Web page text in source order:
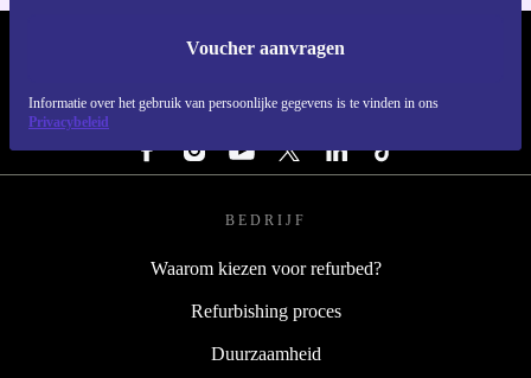
Voucher aanvragen
Informatie over het gebruik van persoonlijke gegevens is te vinden in ons
Privacybeleid
REFURBED NEDERLAND - RETHINK NEW.
VOLG ONS
BEDRIJF
Waarom kiezen voor refurbed?
Refurbishing proces
Duurzaamheid